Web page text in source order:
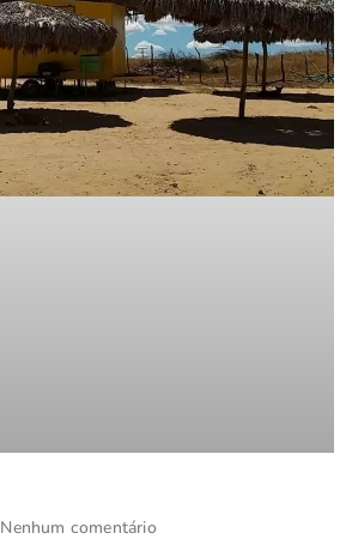
Nenhum comentário